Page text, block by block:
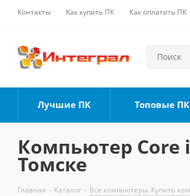
Контакты Как купить ПК Как оплатить ПК
Лучшие ПК Топовые
Компьютер Core
Томске
Главная - Каталог - Все компьютеры. Купить